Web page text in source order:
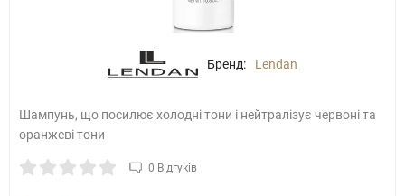
Бренд: Lendan
Шампунь, що посилює холодні тони і нейтралізує червоні та
оранжеві тони
0 Відгуків